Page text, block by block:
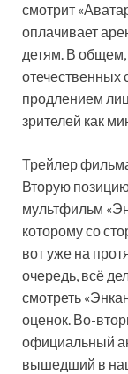
смотрит
оплачивает
детям. В общем,
отечественных
продлением
зрителей как
Трейлер
Вторую
мультфильм
которому со
вот уже на
очередь, всё
смотреть
оценок. Во-
официальный
вышедший в